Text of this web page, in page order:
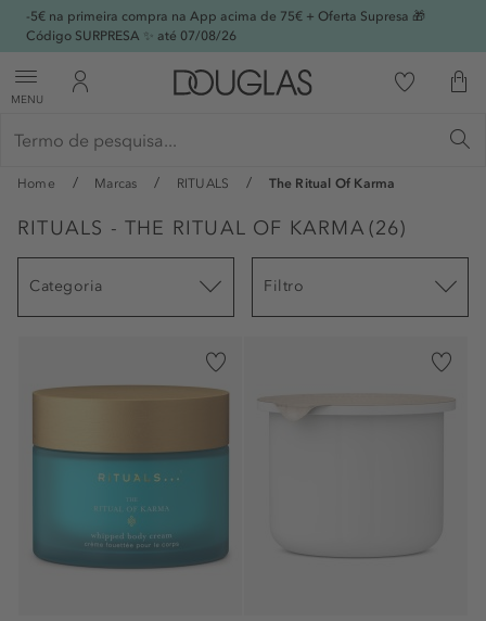
-5€ na primeira compra na App acima de 75€ + Oferta Supresa 🎁
Código SURPRESA ✨ até 07/08/26
MENU
Home Marcas RITUALS The Ritual Of Karma
RITUALS - THE RITUAL OF KARMA (26)
Categoria Filtro